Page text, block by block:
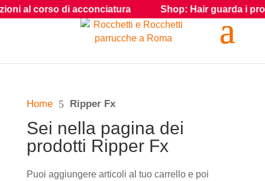
Home 5 Ripper Fx
Sei nella pagina dei
prodotti Ripper Fx
Puoi aggiungere articoli al tuo carrello e poi
al corso di acconciatura Shop: Hair guarda i